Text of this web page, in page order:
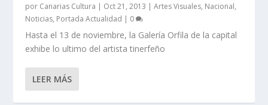
por Canarias Cultura | Oct 21, 2013 |Artes Visuales, Nacional,
Noticias, Portada Actualidad | 0
Hasta el 13 de noviembre, la Galería Orfila de la capital
exhibe lo ultimo del artista tinerfeño
LEER MÁS